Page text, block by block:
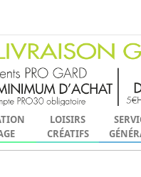
LOISIRS
CRÉATIFS